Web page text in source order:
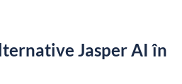
Jasper AI în